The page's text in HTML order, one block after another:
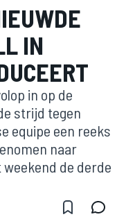
IN
in op de
strijd tegen
equipe een reeks
naar
weekend de derde